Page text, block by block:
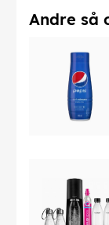
Andre så